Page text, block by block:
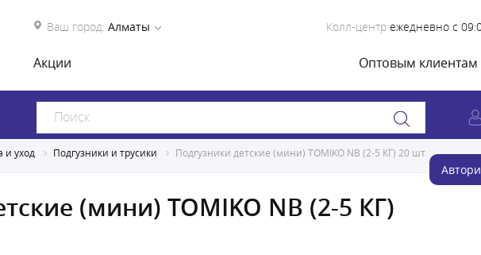
Ваш город: Алматы Колл-центр ежедневно с
Акции Оптовым клиентам
и уход Подгузники и трусики Подгузники детские (мини) TOMIKO NB (2-5 КГ) 20 шт
(мини) TOMIKO NB (2-5 КГ)